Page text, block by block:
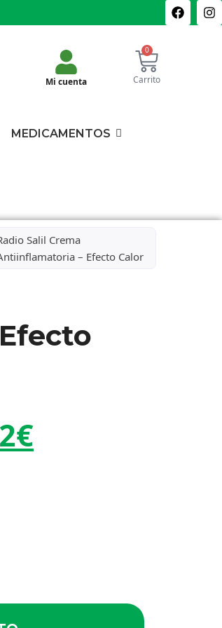
Mi cuenta
0
Carrito
MEDICAMENTOS
Salil Crema
– Efecto Calor
€